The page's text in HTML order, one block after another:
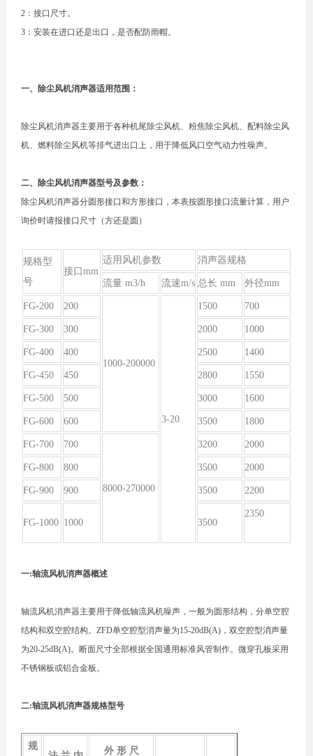
2：接口尺寸。
3：安装在进口还是出口，是否配防雨帽。
一、除尘风机消声器适用范围：
除尘风机消声器主要用于各种机尾除尘风机、粉焦除尘风机、配料除尘风
机、燃料除尘风机等排气进出口上，用于降低风口空气动力性噪声。
二、除尘风机消声器型号及参数：
除尘风机消声器分圆形接口和方形接口，本表按圆形接口流量计算，用户
询价时请报接口尺寸（方还是圆）
规格型
号
接口mm
适用风机参数 消声器规格
流量 m3/h 流速m/s 总长 mm 外径mm
FG-200 200
1000-200000
3-20
1500 700
FG-300 300 2000 1000
FG-400 400 2500 1400
FG-450 450 2800 1550
FG-500 500 3000 1600
FG-600 600 3500 1800
FG-700 700
8000-270000
3200 2000
FG-800 800 3500 2000
FG-900 900 3500 2200
FG-1000 1000 3500
2350
一:轴流风机消声器概述
轴流风机消声器主要用于降低轴流风机噪声，一般为圆形结构，分单空腔
结构和双空腔结构。ZFD单空腔型消声量为15-20dB(A)，双空腔型消声量
为20-25dB(A)。断面尺寸全部根据全国通用标准风管制作。微穿孔板采用
不锈钢板或铝合金板。
二:轴流风机消声器规格型号
规
外 形 尺